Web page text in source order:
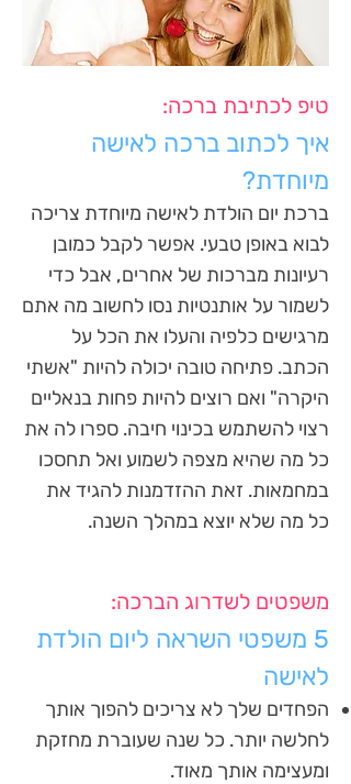
טיפ לכתיבת ברכה:
איך לכתוב ברכה לאישה
מיוחדת?
ברכת יום הולדת לאישה מיוחדת צריכה
לבוא באופן טבעי. אפשר לקבל כמובן
רעיונות מברכות של אחרים, אבל כדי
לשמור על אותנטיות נסו לחשוב מה אתם
מרגישים כלפיה והעלו את הכל על
הכתב. פתיחה טובה יכולה להיות "אשתי
היקרה" ואם רוצים להיות פחות בנאליים
רצוי להשתמש בכינוי חיבה. ספרו לה את
כל מה שהיא מצפה לשמוע ואל תחסכו
במחמאות. זאת ההזדמנות להגיד את
כל מה שלא יוצא במהלך השנה.
משפטים לשדרוג הברכה:
5 משפטי השראה ליום הולדת
לאישה
הפחדים שלך לא צריכים להפוך אותך
לחלשה יותר. כל שנה שעוברת מחזקת
ומעצימה אותך מאוד.